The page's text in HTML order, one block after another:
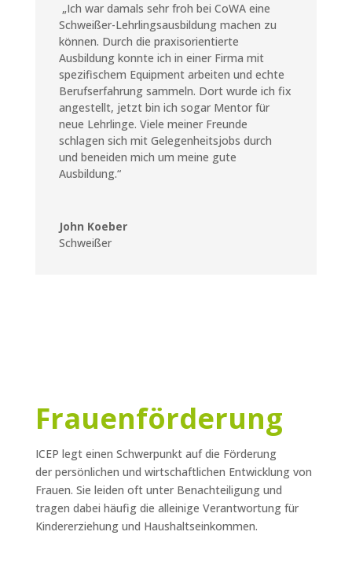
„Ich war damals sehr froh bei CoWA eine
Schweißer-Lehrlingsausbildung machen zu
können. Durch die praxisorientierte
Ausbildung konnte ich in einer Firma mit
spezifischem Equipment arbeiten und echte
Berufserfahrung sammeln. Dort wurde ich fix
angestellt, jetzt bin ich sogar Mentor für
neue Lehrlinge. Viele meiner Freunde
schlagen sich mit Gelegenheitsjobs durch
und beneiden mich um meine gute
Ausbildung.“
John Koeber
Schweißer
Frauenförderung
ICEP legt einen Schwerpunkt auf die Förderung
der persönlichen und wirtschaftlichen Entwicklung von
Frauen. Sie leiden oft unter Benachteiligung und
tragen dabei häufig die alleinige Verantwortung für
Kindererziehung und Haushaltseinkommen.